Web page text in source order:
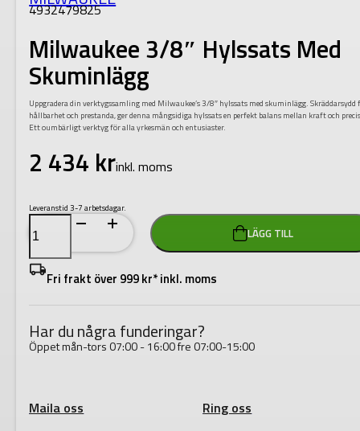
4932479825
Milwaukee 3/8″ Hylssats Med
Skuminlägg
Uppgradera din verktygssamling med Milwaukee’s 3/8″ hylssats med skuminlägg. Skräddarsydd
hållbarhet och prestanda, ger denna mångsidiga hylssats en perfekt balans mellan kraft och
Ett oumbärligt verktyg för alla yrkesmän och entusiaster.
2 434 krinkl. moms
Leveranstid 3-7 arbetsdagar.
Milwaukee
3/8"
Hylssats
Med
Skuminlägg
mängd
LÄGG TILL
Fri frakt över 999 kr* inkl. moms
Har du några funderingar?
Öppet mån-tors 07:00 - 16:00 fre 07:00-15:00
Maila oss
Ring oss